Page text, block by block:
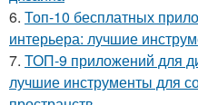
6. Топ-10 бесплатных
интерьера: лучшие
7. ТОП-9 приложений для
лучшие инструменты для